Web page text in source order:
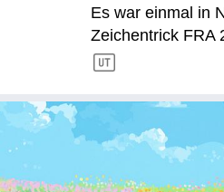
Es war einmal in
Zeichentrick FRA